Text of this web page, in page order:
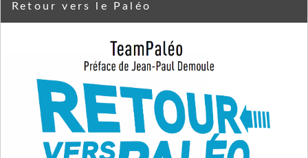
Retour vers le Paléo